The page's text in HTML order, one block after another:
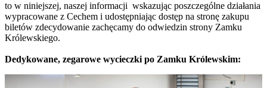
to w niniejszej, naszej informacji wskazując poszczególne działania
wypracowane z Cechem i udostępniając dostęp na stronę zakupu
biletów zdecydowanie zachęcamy do odwiedzin strony Zamku
Królewskiego.
Dedykowane, zegarowe wycieczki po Zamku Królewskim: